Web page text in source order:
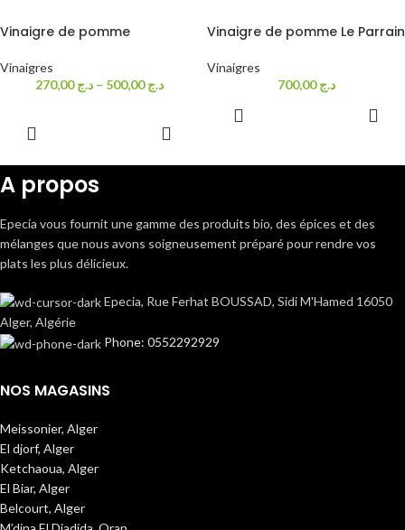
Vinaigre de pomme
Vinaigres
د.ج270,00 – د.ج500,00
Vinaigre de pomme Le Parrain
Vinaigres
د.ج700,00
A propos
Epecia vous fournit une gamme des produits bio, des épices et des
mélanges que nous avons soigneusement préparé pour rendre vos
plats les plus délicieux.
Epecia, Rue Ferhat BOUSSAD, Sidi M'Hamed 16050
Alger, Algérie
Phone: 0552292929
NOS MAGASINS
Meissonier, Alger
El djorf, Alger
Ketchaoua, Alger
El Biar, Alger
Belcourt, Alger